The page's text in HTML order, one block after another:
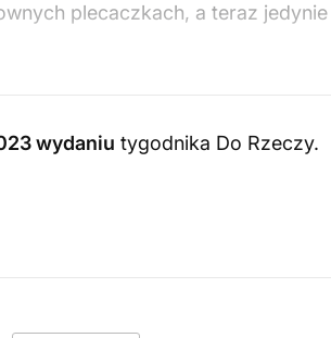
plecaczkach, a teraz
wydaniu tygodnika Do Rzeczy.